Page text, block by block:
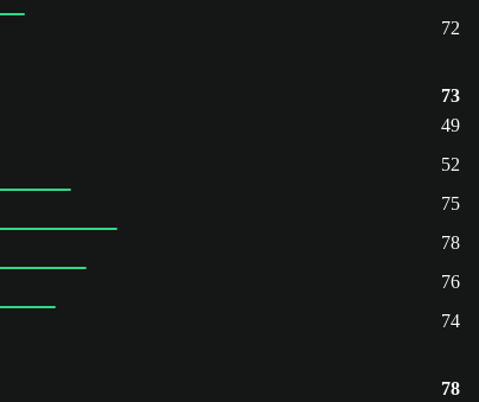
72
73
49
52
75
78
76
74
78